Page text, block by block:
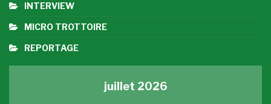
INTERVIEW
MICRO TROTTOIRE
REPORTAGE
juillet 2026